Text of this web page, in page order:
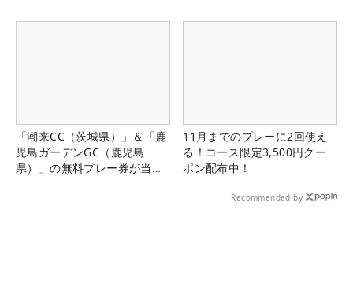
「潮来CC（茨城県）」＆「鹿
児島ガーデンGC（鹿児島
県）」の無料プレー券が当た
11月までのプレーに2回使え
る！コース限定3,500円クー
ポン配布中！
Recommended by